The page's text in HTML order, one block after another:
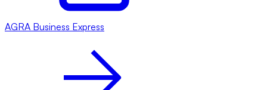
AGRA Business Express